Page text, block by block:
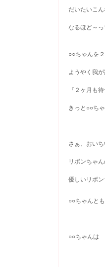
だいたいこ
なるほど～
○○ちゃんを
ようやく我
『２ヶ月も
きっと○○ち
さぁ、おい
リボンちゃ
優しいリボ
○○ちゃんと
○○ちゃんは